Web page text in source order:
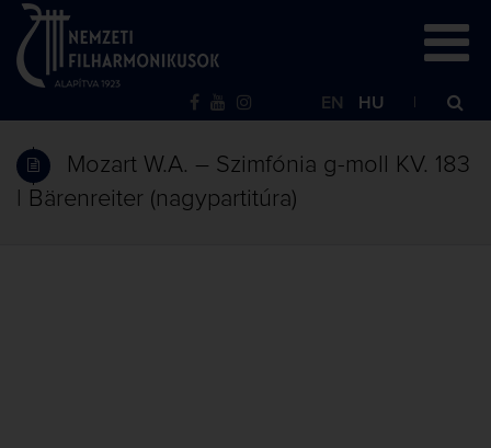
EN HU
Mozart W.A. – Szimfónia g-moll KV. 183
| Bärenreiter (nagypartitúra)